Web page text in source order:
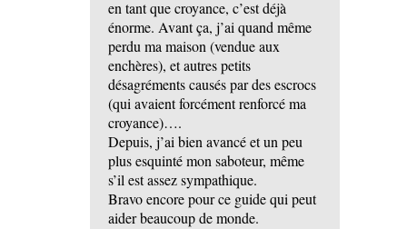
en tant que croyance, c’est déjà
énorme. Avant ça, j’ai quand même
perdu ma maison (vendue aux
enchères), et autres petits
désagréments causés par des escrocs
(qui avaient forcément renforcé ma
croyance)….
Depuis, j’ai bien avancé et un peu
plus esquinté mon saboteur, même
s’il est assez sympathique.
Bravo encore pour ce guide qui peut
aider beaucoup de monde.